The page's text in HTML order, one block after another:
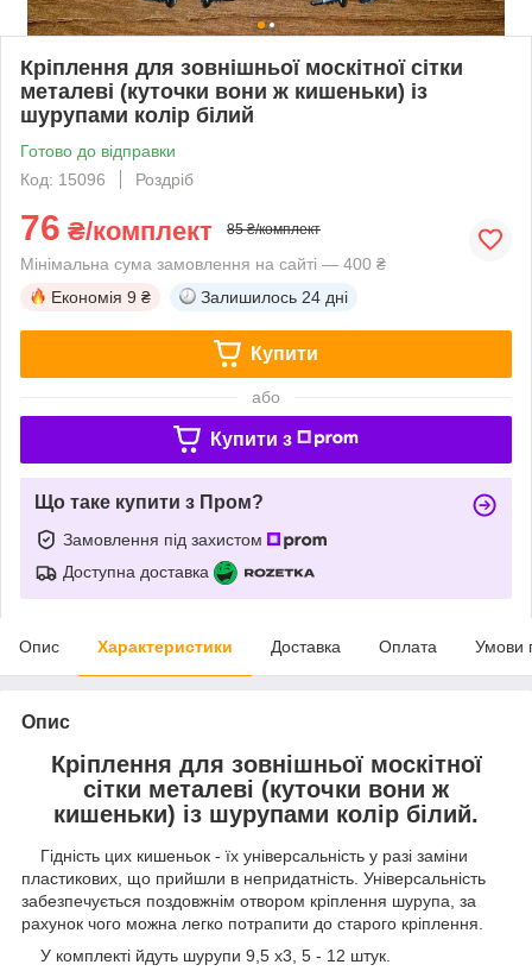
Кріплення для зовнішньої москітної сітки
металеві (куточки вони ж кишеньки) із
шурупами колір білий
Готово до відправки
Код: 15096
Роздріб
76 ₴/комплект 85 ₴/комплект
Мінімальна сума замовлення на сайті — 400 ₴
Економія 9 ₴ Залишилось 24 дні
Купити
або
Купити з
Що таке купити з Пром?
Замовлення під захистом
Доступна доставка
Опис Характеристики Доставка Оплата Умови
Опис
Кріплення для зовнішньої москітної
сітки металеві (куточки вони ж
кишеньки) із шурупами колір білий.
Гідність цих кишеньок - їх універсальність у разі заміни
пластикових, що прийшли в непридатність. Універсальність
забезпечується поздовжнім отвором кріплення шурупа, за
рахунок чого можна легко потрапити до старого кріплення.
У комплекті йдуть шурупи 9,5 х3, 5 - 12 штук.